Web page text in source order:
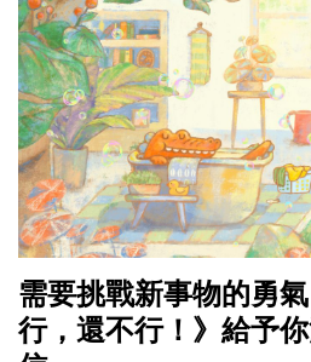
需要挑戰新事物的勇
行，還不行！》給予